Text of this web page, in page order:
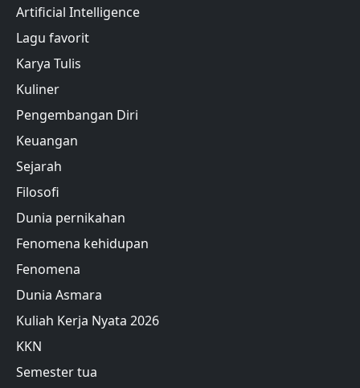
Artificial Intelligence
Lagu favorit
Karya Tulis
Kuliner
Pengembangan Diri
Keuangan
Sejarah
Filosofi
Dunia pernikahan
Fenomena kehidupan
Fenomena
Dunia Asmara
Kuliah Kerja Nyata 2026
KKN
Semester tua